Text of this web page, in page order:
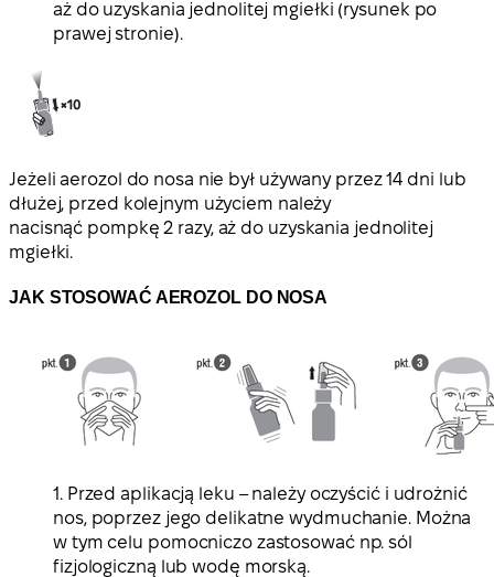
aż do uzyskania jednolitej mgiełki (rysunek po
prawej stronie).
Jeżeli aerozol do nosa nie był używany przez 14 dni lub
dłużej, przed kolejnym użyciem należy
nacisnąć pompkę 2 razy, aż do uzyskania jednolitej
mgiełki.
JAK STOSOWAĆ AEROZOL DO NOSA
1. Przed aplikacją leku – należy oczyścić i udrożnić
nos, poprzez jego delikatne wydmuchanie. Można
w tym celu pomocniczo zastosować np. sól
fizjologiczną lub wodę morską.